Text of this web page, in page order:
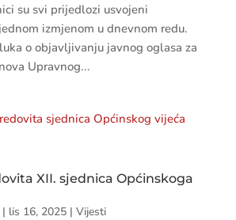
su svi prijedlozi usvojeni
izmjenom u dnevnom redu.
o objavljivanju javnog oglasa za
Upravnog...
XII. sjednica Općinskoga
| lis 16, 2025| Vijesti